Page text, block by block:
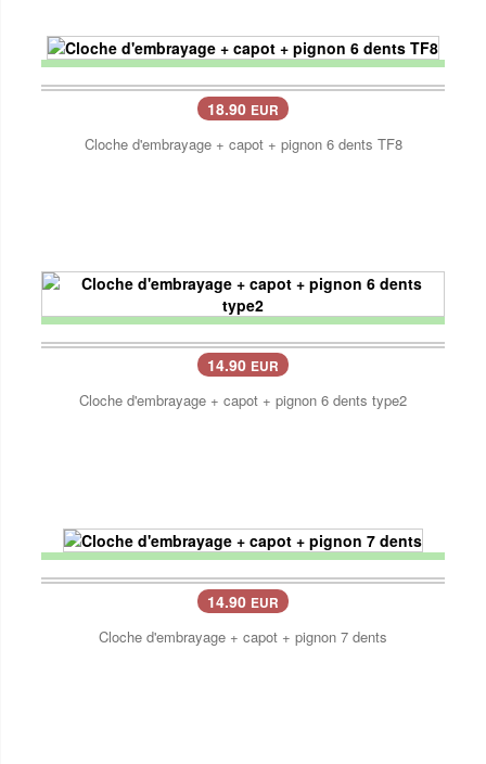
18.90 EUR
Cloche d'embrayage + capot + pignon 6 dents TF8
14.90 EUR
Cloche d'embrayage + capot + pignon 6 dents type2
14.90 EUR
Cloche d'embrayage + capot + pignon 7 dents